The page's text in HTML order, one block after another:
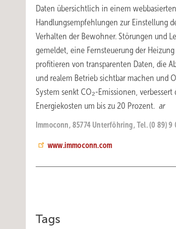
Daten übersichtlich in einem
Handlungsempfehlungen zur Einstellung
Verhalten der Bewohner. Störungen und
gemeldet, eine Fernsteuerung der
profitieren von transparenten Daten, die
und realem Betrieb sichtbar machen und
System senkt CO₂-Emissionen,
Energiekosten um bis zu 20 Prozent. ar
Immoconn, 85774 Unterföhring, Tel. (0 89) 9
www.immoconn.com
Tags